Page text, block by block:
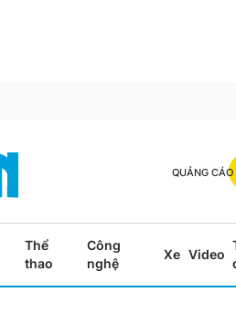
QUẢNG CÁO
Thể
thao
Công
nghệ
Xe Video